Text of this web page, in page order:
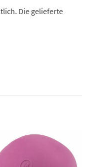
Die gelieferte